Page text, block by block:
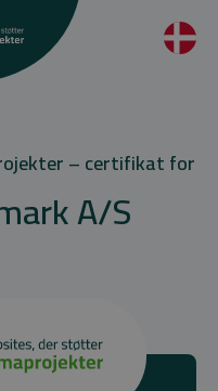
– certifikat for
A/S